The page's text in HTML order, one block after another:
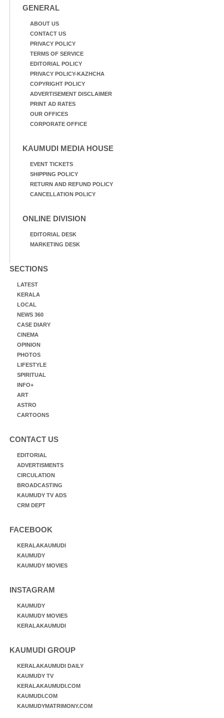
GENERAL
ABOUT US
CONTACT US
PRIVACY POLICY
TERMS OF SERVICE
EDITORIAL POLICY
PRIVACY POLICY-KAZHCHA
COPYRIGHT POLICY
ADVERTISEMENT DISCLAIMER
PRINT AD RATES
OUR OFFICES
CORPORATE OFFICE
KAUMUDI MEDIA HOUSE
EVENT TICKETS
SHIPPING POLICY
RETURN AND REFUND POLICY
CANCELLATION POLICY
ONLINE DIVISION
EDITORIAL DESK
MARKETING DESK
SECTIONS
LATEST
KERALA
LOCAL
NEWS 360
CASE DIARY
CINEMA
OPINION
PHOTOS
LIFESTYLE
SPIRITUAL
INFO+
ART
ASTRO
CARTOONS
CONTACT US
EDITORIAL
ADVERTISMENTS
CIRCULATION
BROADCASTING
KAUMUDY TV ADS
CRM DEPT
FACEBOOK
KERALAKAUMUDI
KAUMUDY
KAUMUDY MOVIES
INSTAGRAM
KAUMUDY
KAUMUDY MOVIES
KERALAKAUMUDI
KAUMUDI GROUP
KERALAKAUMUDI DAILY
KAUMUDY TV
KERALAKAUMUDI.COM
KAUMUDI.COM
KAUMUDYMATRIMONY.COM